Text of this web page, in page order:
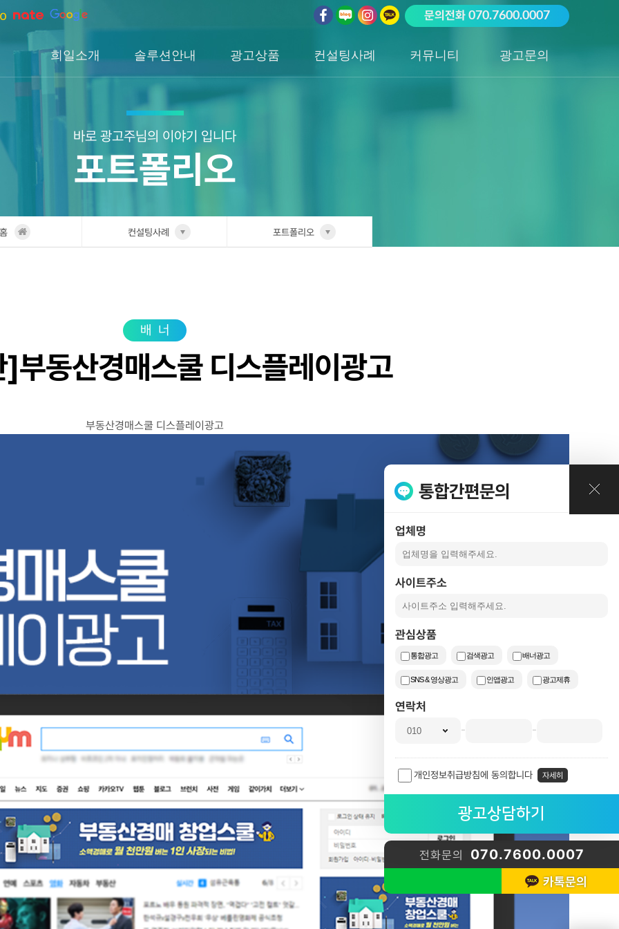
통합간편문의
업체명
사이트주소
관심상품
통합광고 검색광고 배너광고
SNS & 영상광고 인앱광고 광고제휴
연락처
- -
개인정보취급방침에 동의합니다 자세히
전화문의 070.7600.0007
카톡문의
문의전화 070.7600.0007
희일소개
회사소개
오시는길
솔루션안내
H1솔루션
H2솔루션
H3솔루션
이글아이
광고상품
SNS광고
컨설팅사례 커뮤니티 광고문의
바로 광고주님의 이야기 입니다
포트폴리오
홈 컨설팅사례
광고상품
고객센터
포트폴리오
배너
부동산경매스쿨 디스플레이광고
부동산경매스쿨 디스플레이광고